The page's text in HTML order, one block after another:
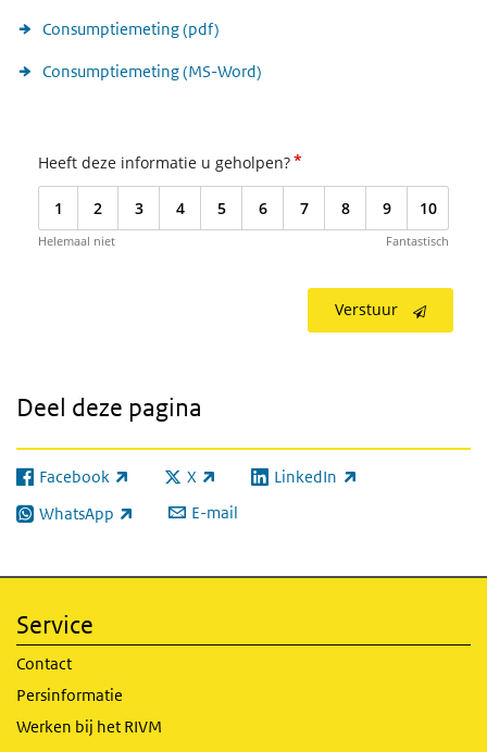
Consumptiemeting (pdf)
Consumptiemeting (MS-Word)
Heeft deze informatie u geholpen?*
1 2 3 4 5 6 7 8 9 10
Helemaal niet Fantastisch
Verstuur
Deel deze pagina
Facebook
(externe link) X
(externe link) LinkedIn
(externe link)
WhatsApp
(externe link) E-mail
Service
Contact
Persinformatie
Werken bij het RIVM